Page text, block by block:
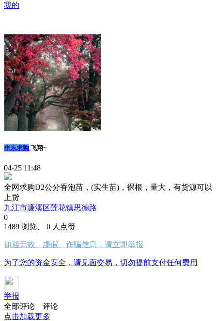
我的
华东求购 飞翔~
04-25 11:48
全网求购D2公分香泡苗，(实生苗)，裸根，量大，有货源可以
上货
九江市濂溪区莲花镇思德路
0
1489 浏览、 0 人点赞
如遇无效、虚假、诈骗信息，请立即举报
为了您的资金安全，请见面交易，切勿提前支付任何费用
举报
全部评论
评论
点击加载更多